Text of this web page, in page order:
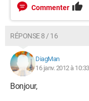
Commenter
RÉPONSE 8 / 16
DiagMan
16 janv. 2012 à 10:33
Bonjour,